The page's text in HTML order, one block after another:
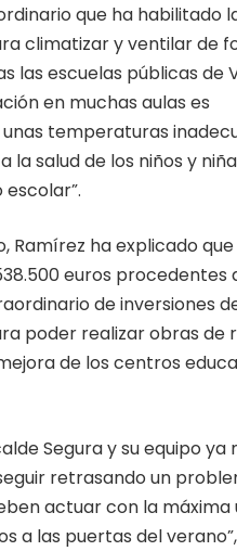
que ha habilitado
climatizar y ventilar de
las escuelas públicas de
en muchas aulas es
unas temperaturas
la salud de los niños y
Ramírez ha explicado
euros procedentes
de inversiones
poder realizar obras de
de los centros
Segura y su equipo ya
retrasando un
actuar con la máxima
a las puertas del